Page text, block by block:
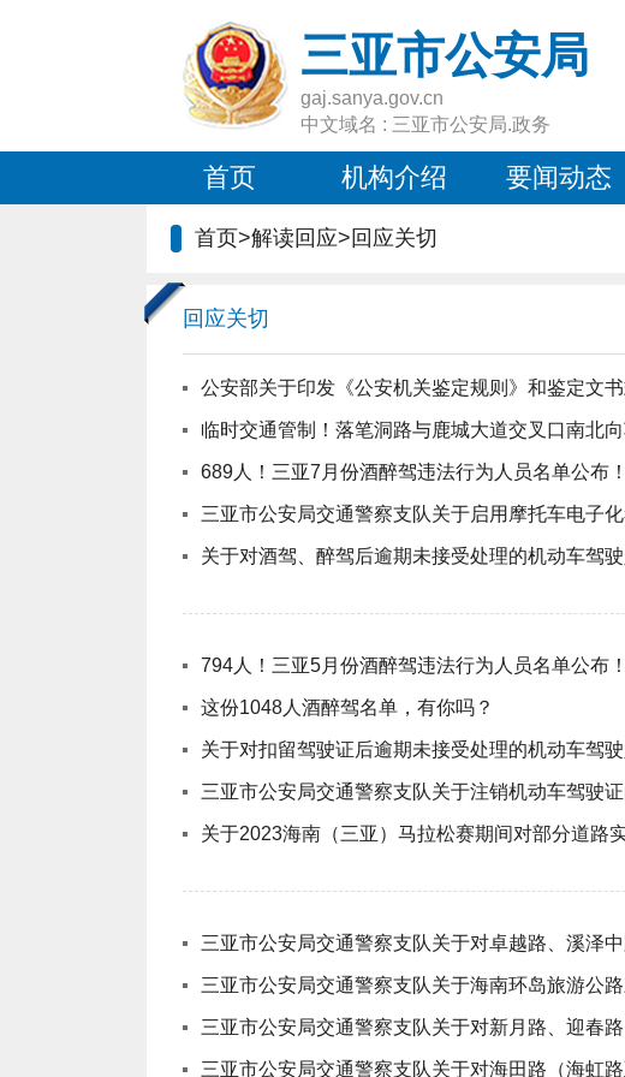
三亚市公安局
gaj.sanya.gov.cn
中文域名 : 三亚市公安局.政务
首页 机构介绍 要闻动态
首页>解读回应> 回应关切
回应关切
公安部关于印发《公安机关鉴定规则》和鉴定文
临时交通管制！落笔洞路与鹿城大道交叉口南北
689人！三亚7月份酒醉驾违法行为人员名单公布！
三亚市公安局交通警察支队关于启用摩托车电子
关于对酒驾、醉驾后逾期未接受处理的机动车驾
794人！三亚5月份酒醉驾违法行为人员名单公布！
这份1048人酒醉驾名单，有你吗？
关于对扣留驾驶证后逾期未接受处理的机动车驾
三亚市公安局交通警察支队关于注销机动车驾驶
关于2023海南（三亚）马拉松赛期间对部分道路
三亚市公安局交通警察支队关于对卓越路、溪泽
三亚市公安局交通警察支队关于海南环岛旅游公
三亚市公安局交通警察支队关于对新月路、迎春
三亚市公安局交通警察支队关于对海田路（海虹